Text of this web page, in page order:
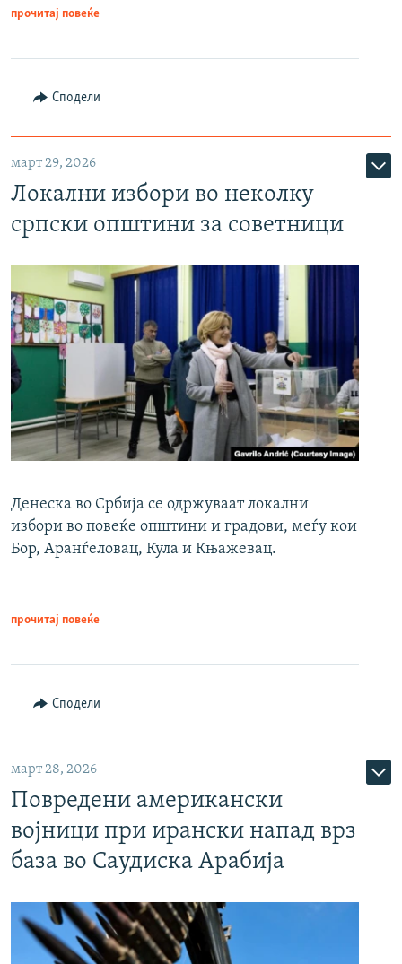
прочитај повеќе
Сподели
март 29, 2026
Локални избори во неколку
српски општини за советници
Денеска во Србија се одржуваат локални
избори во повеќе општини и градови, меѓу кои
Бор, Аранѓеловац, Кула и Књажевац.
прочитај повеќе
Сподели
март 28, 2026
Повредени американски
војници при ирански напад врз
база во Саудиска Арабија